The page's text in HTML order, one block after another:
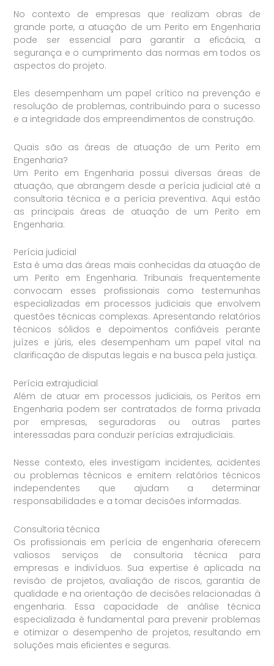
No contexto de empresas que realizam obras de
grande porte, a atuação de um Perito em Engenharia
pode ser essencial para garantir a eficácia, a
segurança e o cumprimento das normas em todos os
aspectos do projeto.
Eles desempenham um papel crítico na prevenção e
resolução de problemas, contribuindo para o sucesso
e a integridade dos empreendimentos de construção.
Quais são as áreas de atuação de um Perito em
Engenharia?
Um Perito em Engenharia possui diversas áreas de
atuação, que abrangem desde a perícia judicial até a
consultoria técnica e a perícia preventiva. Aqui estão
as principais áreas de atuação de um Perito em
Engenharia:
Perícia judicial
Esta é uma das áreas mais conhecidas da atuação de
um Perito em Engenharia. Tribunais frequentemente
convocam esses profissionais como testemunhas
especializadas em processos judiciais que envolvem
questões técnicas complexas. Apresentando relatórios
técnicos sólidos e depoimentos confiáveis perante
juízes e júris, eles desempenham um papel vital na
clarificação de disputas legais e na busca pela justiça.
Perícia extrajudicial
Além de atuar em processos judiciais, os Peritos em
Engenharia podem ser contratados de forma privada
por empresas, seguradoras ou outras partes
interessadas para conduzir perícias extrajudiciais.
Nesse contexto, eles investigam incidentes, acidentes
ou problemas técnicos e emitem relatórios técnicos
independentes que ajudam a determinar
responsabilidades e a tomar decisões informadas.
Consultoria técnica
Os profissionais em perícia de engenharia oferecem
valiosos serviços de consultoria técnica para
empresas e indivíduos. Sua expertise é aplicada na
revisão de projetos, avaliação de riscos, garantia de
qualidade e na orientação de decisões relacionadas à
engenharia. Essa capacidade de análise técnica
especializada é fundamental para prevenir problemas
e otimizar o desempenho de projetos, resultando em
soluções mais eficientes e seguras.